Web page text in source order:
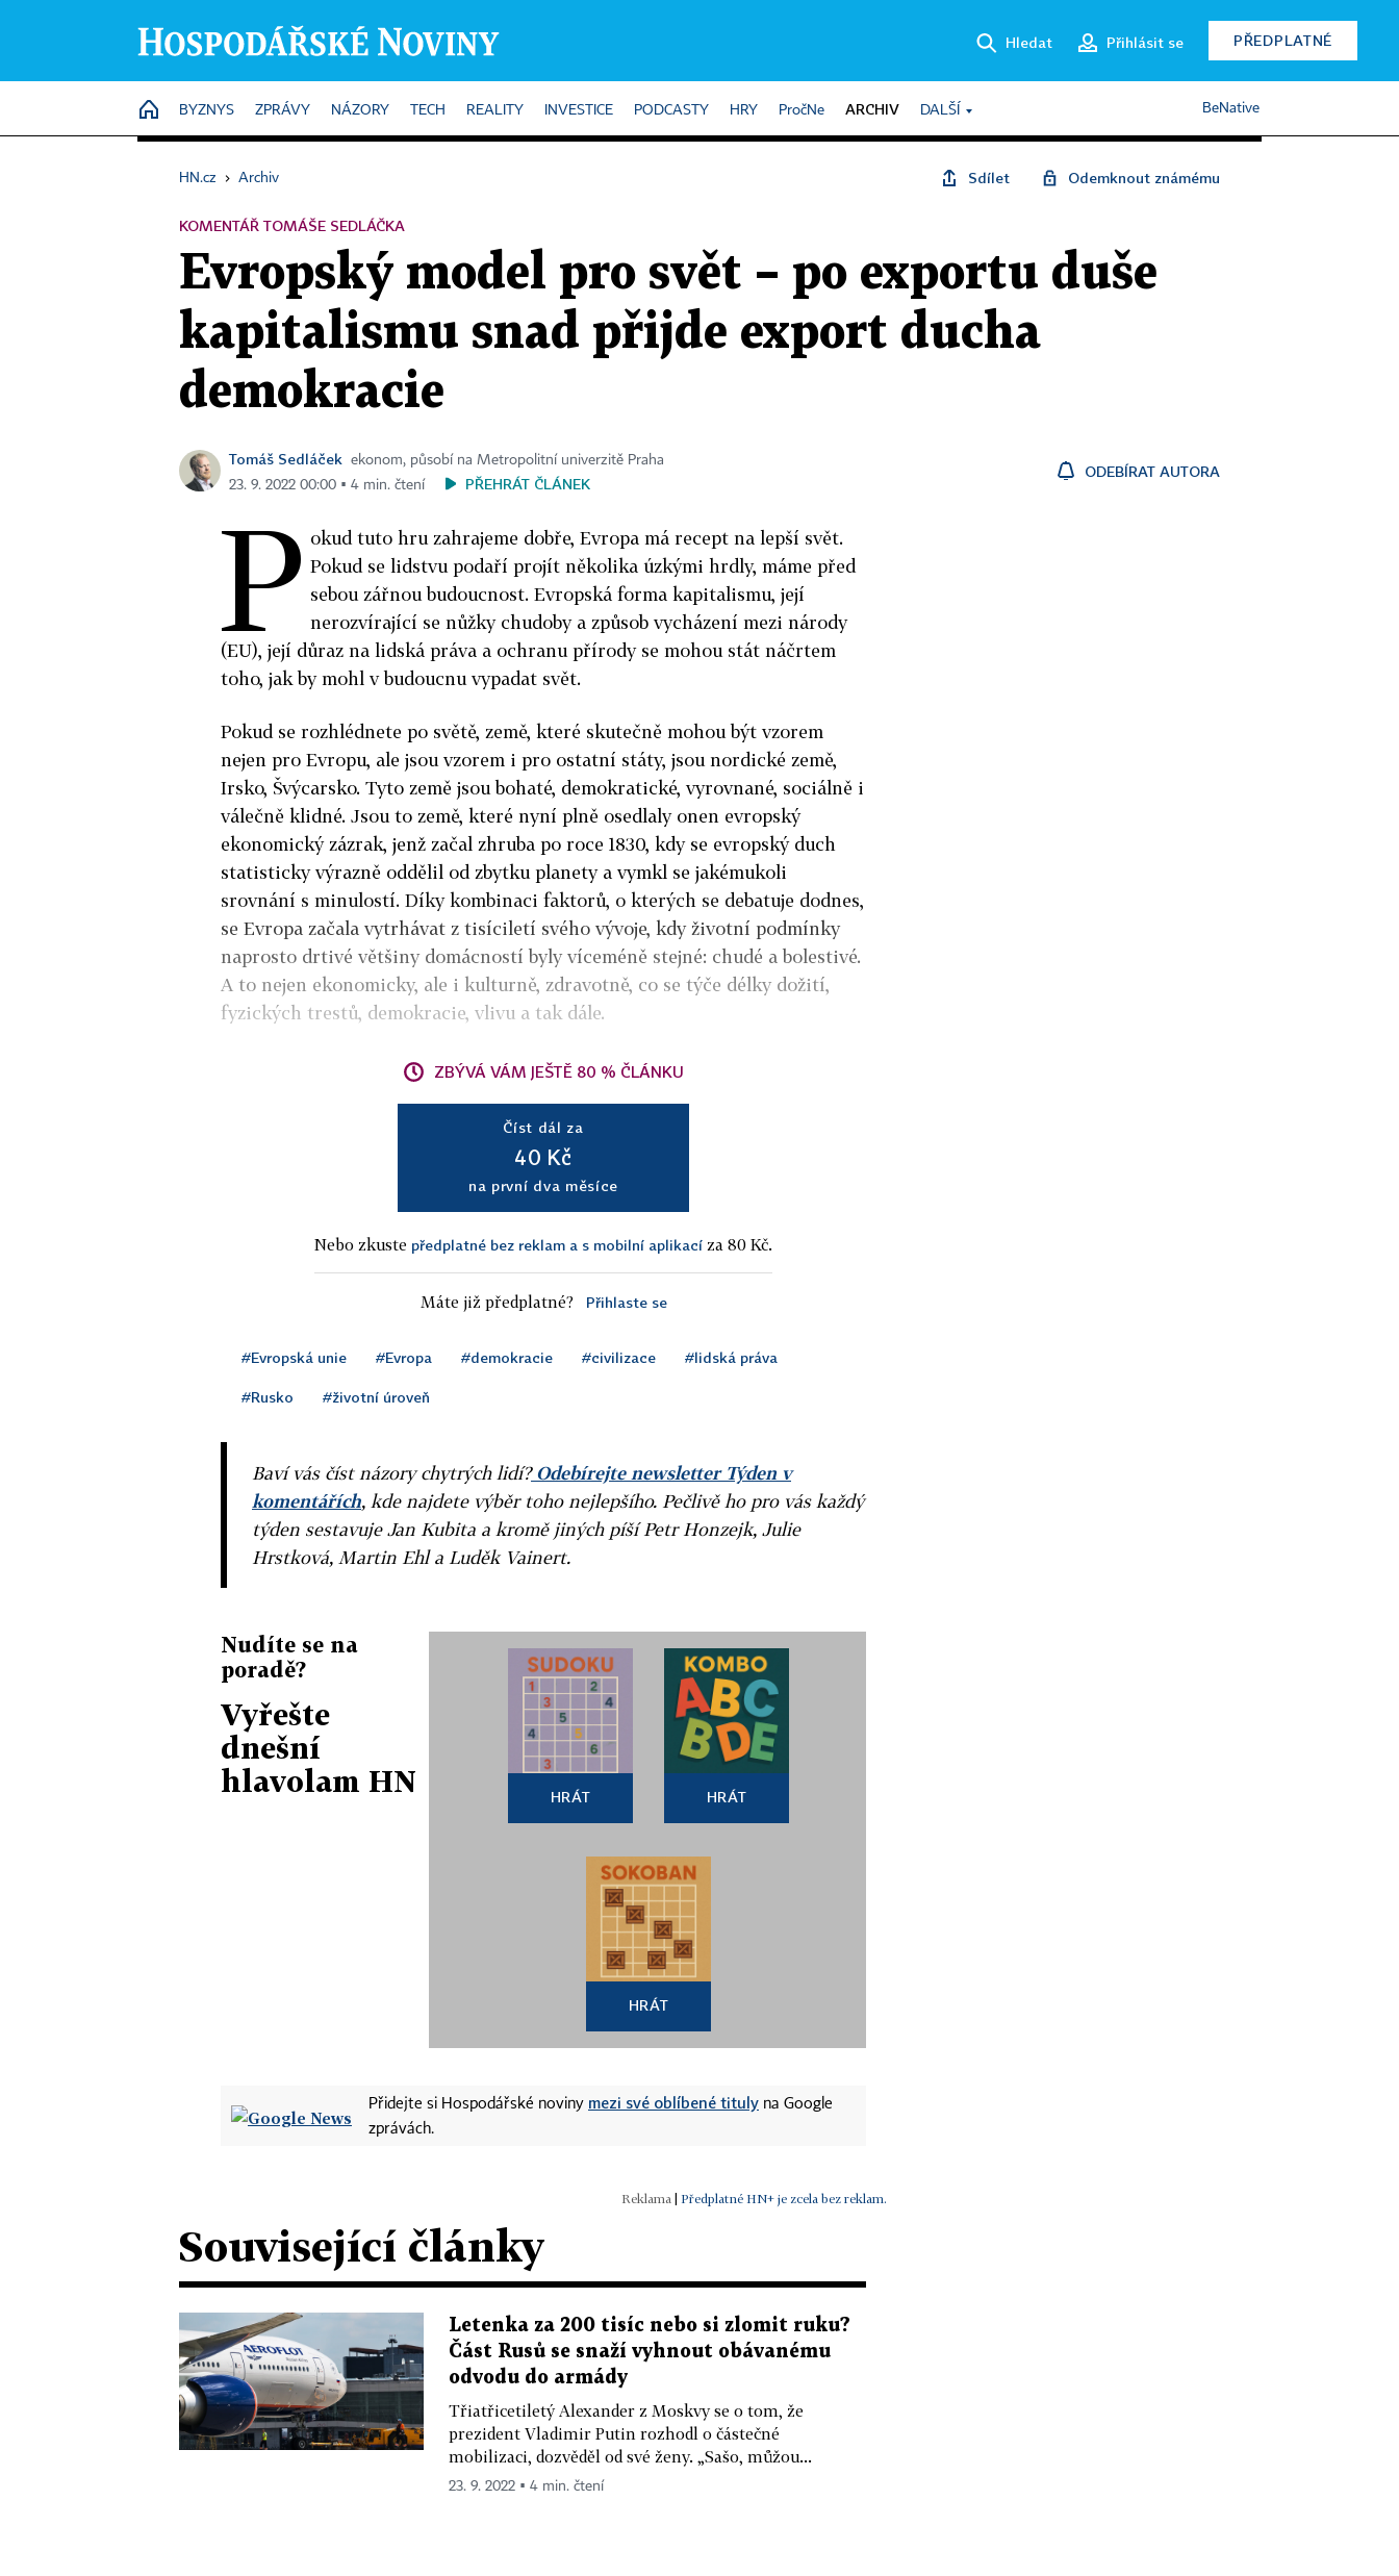
Hledat Přihlásit se PŘEDPLATNÉ
HOME
BYZNYS ZPRÁVY NÁZORY TECH REALITY INVESTICE PODCASTY HRY PročNe ARCHIV DALŠÍ BeNative
HN.cz › Archiv Sdílet Odemknout známému
KOMENTÁŘ TOMÁŠE SEDLÁČKA
Evropský model pro svět – po exportu duše
kapitalismu snad přijde export ducha
demokracie
Tomáš Sedláček
ekonom, působí na Metropolitní univerzitě Praha
23. 9. 2022 00:00 ▪ 4 min. čtení
PŘEHRÁT ČLÁNEK
ODEBÍRAT AUTORA
P okud tuto hru zahrajeme dobře, Evropa má recept na lepší svět.
Pokud se lidstvu podaří projít několika úzkými hrdly, máme před
sebou zářnou budoucnost. Evropská forma kapitalismu, její
nerozvírající se nůžky chudoby a způsob vycházení mezi národy
(EU), její důraz na lidská práva a ochranu přírody se mohou stát náčrtem
toho, jak by mohl v budoucnu vypadat svět.
Pokud se rozhlédnete po světě, země, které skutečně mohou být vzorem
nejen pro Evropu, ale jsou vzorem i pro ostatní státy, jsou nordické země,
Irsko, Švýcarsko. Tyto země jsou bohaté, demokratické, vyrovnané, sociálně i
válečně klidné. Jsou to země, které nyní plně osedlaly onen evropský
ekonomický zázrak, jenž začal zhruba po roce 1830, kdy se evropský duch
statisticky výrazně oddělil od zbytku planety a vymkl se jakémukoli
srovnání s minulostí. Díky kombinaci faktorů, o kterých se debatuje dodnes,
se Evropa začala vytrhávat z tisíciletí svého vývoje, kdy životní podmínky
naprosto drtivé většiny domácností byly víceméně stejné: chudé a bolestivé.
A to nejen ekonomicky, ale i kulturně, zdravotně, co se týče délky dožití,
fyzických trestů, demokracie, vlivu a tak dále.
ZBÝVÁ VÁM JEŠTĚ 80 % ČLÁNKU
Číst dál za
40 Kč
na první dva měsíce
Nebo zkuste předplatné bez reklam a s mobilní aplikací za 80 Kč.
Máte již předplatné? Přihlaste se
#Evropská unie #Evropa #demokracie #civilizace #lidská práva
#Rusko #životní úroveň
Baví vás číst názory chytrých lidí?Odebírejte newsletter Týden v
komentářích, kde najdete výběr toho nejlepšího. Pečlivě ho pro vás každý
týden sestavuje Jan Kubita a kromě jiných píší Petr Honzejk, Julie
Hrstková, Martin Ehl a Luděk Vainert.
Nudíte se na
poradě?
Vyřešte
dnešní
hlavolam HN
HRÁT HRÁT
HRÁT
Přidejte si Hospodářské noviny mezi své oblíbené tituly na Google
zprávách.
Předplatné HN+ je zcela bez reklam.
Související články
Letenka za 200 tisíc nebo si zlomit ruku?
Část Rusů se snaží vyhnout obávanému
odvodu do armády
Třiatřicetiletý Alexander z Moskvy se o tom, že
prezident Vladimir Putin rozhodl o částečné
mobilizaci, dozvěděl od své ženy. „Sašo, můžou...
23. 9. 2022 ▪ 4 min. čtení